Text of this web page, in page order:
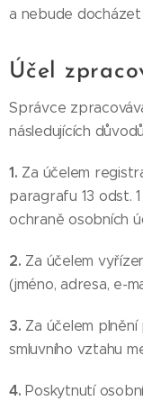
a nebude
Účel
Správce
následujících
1. Za účelem
paragrafu 13 odst.
ochraně osobních
2. Za účelem
(jméno, adresa, e-
3. Za účelem
smluvního vztahu
4. Poskytnutí